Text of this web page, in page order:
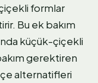
çiçekli formlar
Bu ek bakım
küçük-çiçekli
gerektiren
alternatifleri